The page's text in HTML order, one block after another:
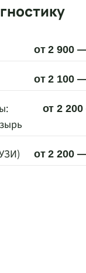
от 2 900
от 2 100
от 2
от 2 200